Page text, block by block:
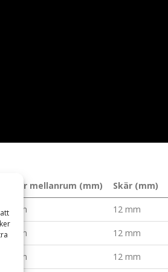
Ribbor mellanrum (mm) Skär (mm)
50 mm 12 mm
50 mm 12 mm
50 mm 12 mm